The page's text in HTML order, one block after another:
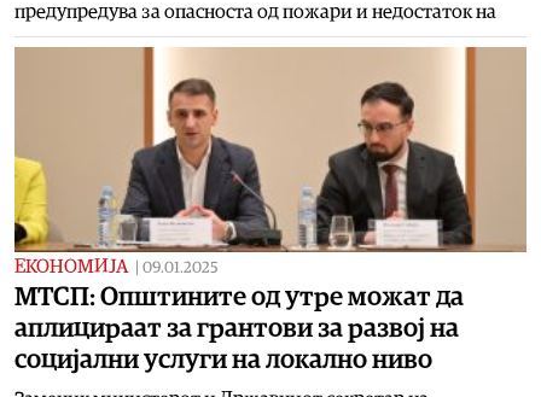
предупредува за опасноста од пожари и недостаток на
ЕКОНОМИЈА 09.01.2025
МТСП: Општините од утре можат да
аплицираат за грантови за развој на
социјални услуги на локално ниво